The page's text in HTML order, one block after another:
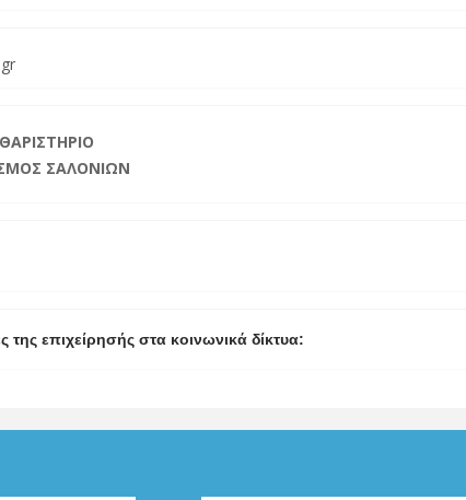
ΣΑΛΟΝΙΩΝ
της επιχείρησής στα κοινωνικά δίκτυα: